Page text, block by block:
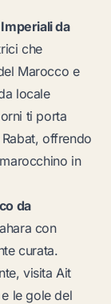
da
che
Marocco e
locale
ti porta
offrendo
in
da
con
curata.
visita Ait
le gole del